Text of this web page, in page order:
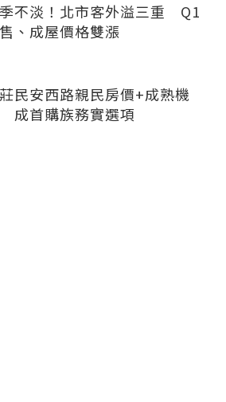
不淡！北市客外溢三重 Q1
、成屋價格雙漲
民安西路親民房價+成熟機
成首購族務實選項